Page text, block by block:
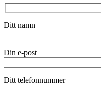
Ditt namn
Din e-post
Ditt telefonnummer